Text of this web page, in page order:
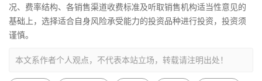
况、费率结构、各销售渠道收费标准及听取销售机构适当性意见的
基础上，选择适合自身风险承受能力的投资品种进行投资，投资须
谨慎。
本文系作者个人观点，不代表本站立场，转载请注明出处！